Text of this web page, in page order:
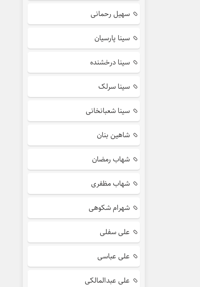
سهیل رحمانی
سینا پارسیان
سینا درخشنده
سینا سرلک
سینا شعبانخانی
شاهین بنان
شهاب رمضان
شهاب مظفری
شهرام شکوهی
علی سفلی
علی عباسی
علی عبدالمالکی